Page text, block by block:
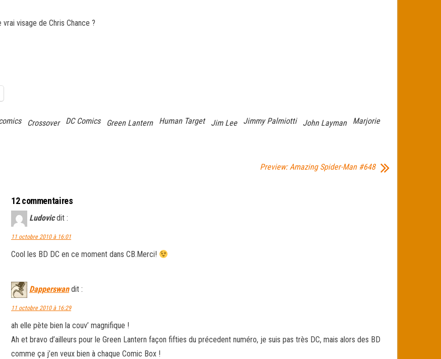
visage de Chris Chance ?
Crossover DC Comics Green Lantern Human Target Jim Lee Jimmy Palmiotti John Layman
Marjorie
Preview: Amazing Spider-Man #648
12 commentaires
Ludovic dit :
11 octobre 2010 à 16:01
Cool les BD DC en ce moment dans CB.Merci!
Dapperswan dit :
11 octobre 2010 à 16:29
ah elle pète bien la couv’ magnifique !
Ah et bravo d’ailleurs pour le Green Lantern façon fifties du précedent numéro, je suis pas très DC, mais alors des BD
comme ça j’en veux bien à chaque Comic Box !